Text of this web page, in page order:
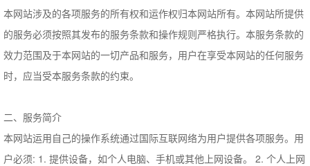
本网站涉及的各项服务的所有权和运作权归本网站所有。本网站所提供
的服务必须按照其发布的服务条款和操作规则严格执行。本服务条款的
效力范围及于本网站的一切产品和服务，用户在享受本网站的任何服务
时，应当受本服务条款的约束。
二、服务简介
本网站运用自己的操作系统通过国际互联网络为用户提供各项服务。用
户必须: 1. 提供设备，如个人电脑、手机或其他上网设备。 2. 个人上网